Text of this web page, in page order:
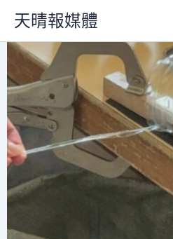
主
內
容
天晴報媒體